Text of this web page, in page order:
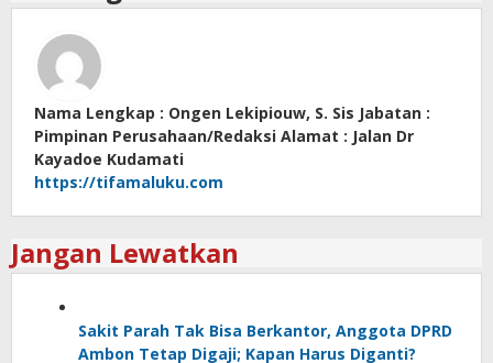
Nama Lengkap : Ongen Lekipiouw, S. Sis Jabatan :
Pimpinan Perusahaan/Redaksi Alamat : Jalan Dr
Kayadoe Kudamati
https://tifamaluku.com
Jangan Lewatkan
Sakit Parah Tak Bisa Berkantor, Anggota DPRD
Ambon Tetap Digaji; Kapan Harus Diganti?